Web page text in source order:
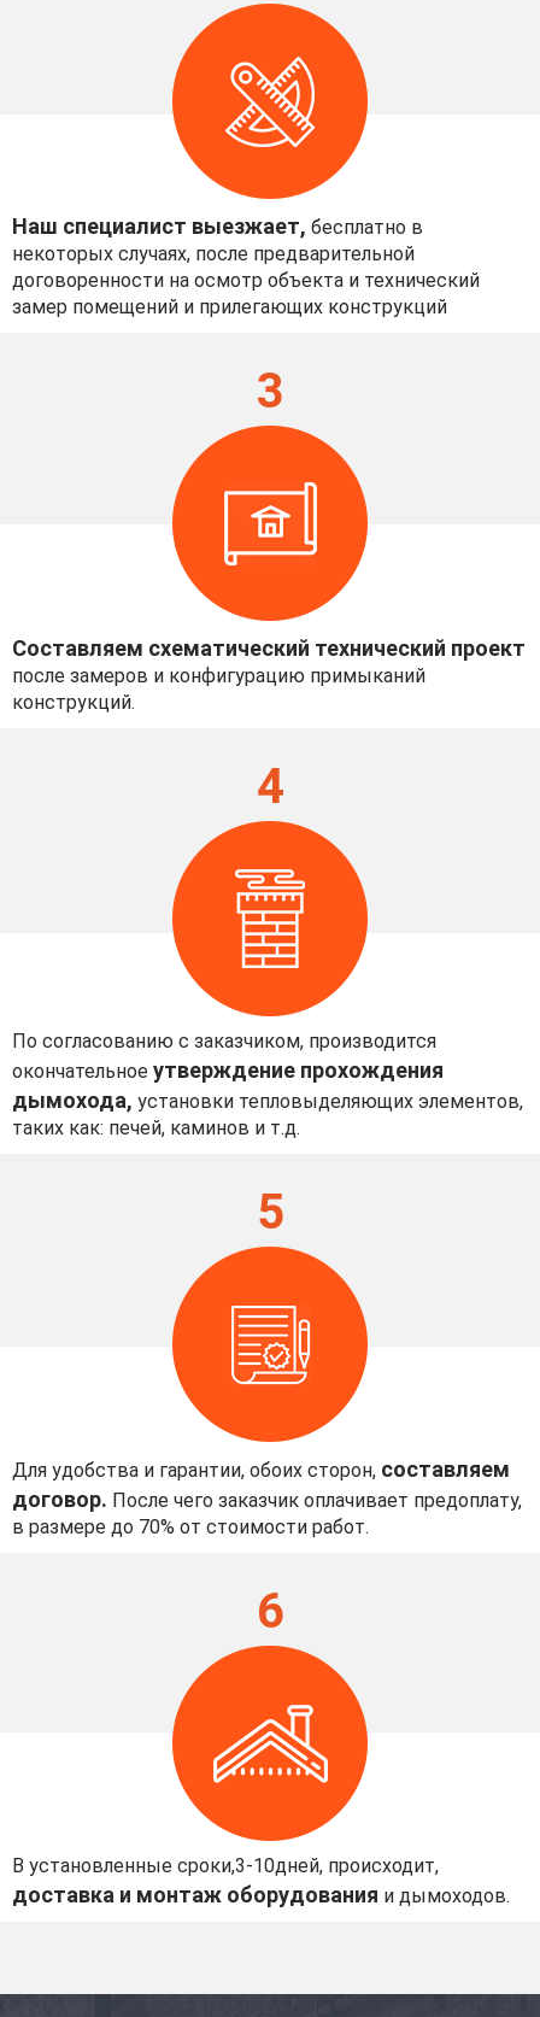
Наш специалист выезжает, бесплатно в
некоторых случаях, после предварительной
договоренности на осмотр объекта и технический
замер помещений и прилегающих конструкций
Составляем схематический технический проект
после замеров и конфигурацию примыканий
конструкций.
3
По согласованию с заказчиком, производится
окончательное утверждение прохождения
дымохода, установки тепловыделяющих элементов,
таких как: печей, каминов и т.д.
4
Для удобства и гарантии, обоих сторон, составляем
договор. После чего заказчик оплачивает предоплату,
в размере до 70% от стоимости работ.
5
В установленные сроки,3-10дней, происходит,
доставка и монтаж оборудования и дымоходов.
6